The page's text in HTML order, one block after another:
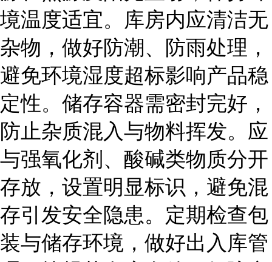
境温度适宜。库房内应清洁无
杂物，做好防潮、防雨处理，
避免环境湿度超标影响产品稳
定性。储存容器需密封完好，
防止杂质混入与物料挥发。应
与强氧化剂、酸碱类物质分开
存放，设置明显标识，避免混
存引发安全隐患。定期检查包
装与储存环境，做好出入库管